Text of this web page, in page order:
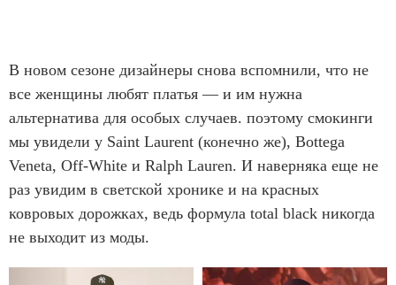
В новом сезоне дизайнеры снова вспомнили, что не
все женщины любят платья — и им нужна
альтернатива для особых случаев. поэтому смокинги
мы увидели у Saint Laurent (конечно же), Bottega
Veneta, Off-White и Ralph Lauren. И наверняка еще не
раз увидим в светской хронике и на красных
ковровых дорожках, ведь формула total black никогда
не выходит из моды.